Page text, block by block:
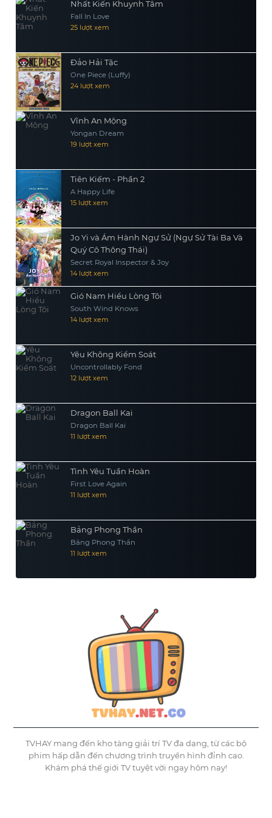
Nhất Kiến Khuynh Tâm
Fall In Love
25 lượt xem
Đảo Hải Tặc
One Piece (Luffy)
24 lượt xem
Vĩnh An Mộng
Yongan Dream
19 lượt xem
Tiên Kiếm - Phần 2
A Happy Life
15 lượt xem
Jo Yi và Ám Hành Ngự Sử (Ngự Sử Tài Ba Và
Quý Cô Thông Thái)
Secret Royal Inspector & Joy
14 lượt xem
Gió Nam Hiểu Lòng Tôi
South Wind Knows
14 lượt xem
Yêu Không Kiểm Soát
Uncontrollably Fond
12 lượt xem
Dragon Ball Kai
Dragon Ball Kai
11 lượt xem
Tình Yêu Tuần Hoàn
First Love Again
11 lượt xem
Bảng Phong Thần
Bảng Phong Thần
11 lượt xem
TVHAY mang đến kho tàng giải trí TV đa dạng, từ các bộ
phim hấp dẫn đến chương trình truyền hình đỉnh cao.
Khám phá thế giới TV tuyệt vời ngay hôm nay!